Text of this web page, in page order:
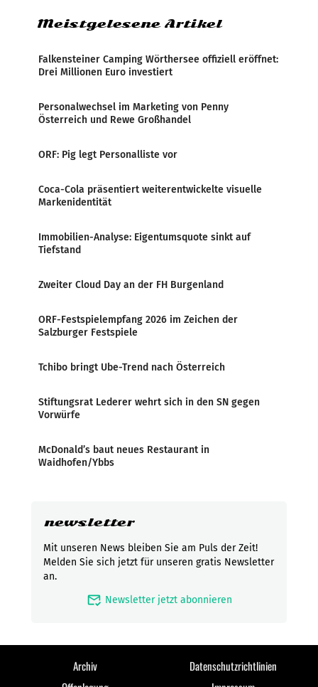
Meistgelesene Artikel
Falkensteiner Camping Wörthersee offiziell eröffnet:
Drei Millionen Euro investiert
Personalwechsel im Marketing von Penny
Österreich und Rewe Großhandel
ORF: Pig legt Personalliste vor
Coca-Cola präsentiert weiterentwickelte visuelle
Markenidentität
Immobilien-Analyse: Eigentumsquote sinkt auf
Tiefstand
Zweiter Cloud Day an der FH Burgenland
ORF-Festspielempfang 2026 im Zeichen der
Salzburger Festspiele
Tchibo bringt Ube-Trend nach Österreich
Stiftungsrat Lederer wehrt sich in den SN gegen
Vorwürfe
McDonald’s baut neues Restaurant in
Waidhofen/Ybbs
newsletter
Mit unseren News bleiben Sie am Puls der Zeit!
Melden Sie sich jetzt für unseren gratis Newsletter
an.
mark_email_read Newsletter jetzt abonnieren
Archiv
Datenschutzrichtlinien